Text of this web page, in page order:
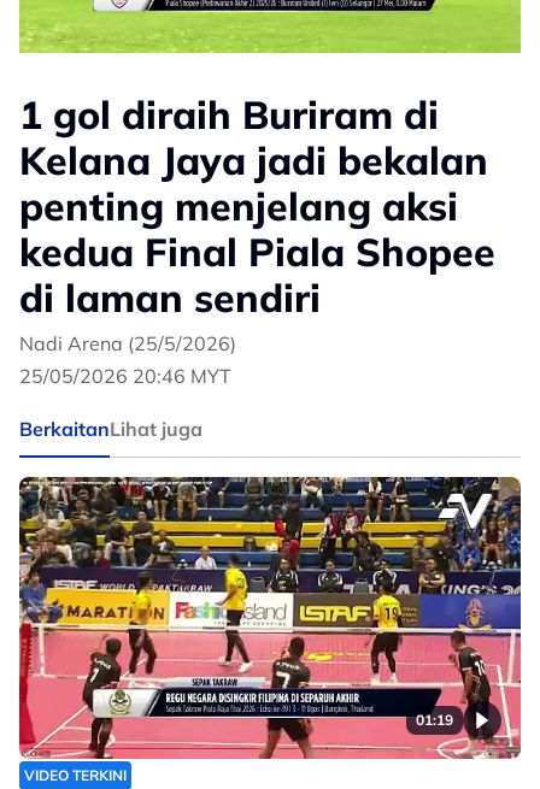
1 gol diraih Buriram di
Kelana Jaya jadi bekalan
penting menjelang aksi
kedua Final Piala Shopee
di laman sendiri
Nadi Arena (25/5/2026)
25/05/2026 20:46 MYT
BerkaitanLihat juga
01:19
VIDEO TERKINI